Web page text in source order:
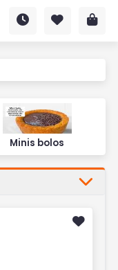
Minis bolos